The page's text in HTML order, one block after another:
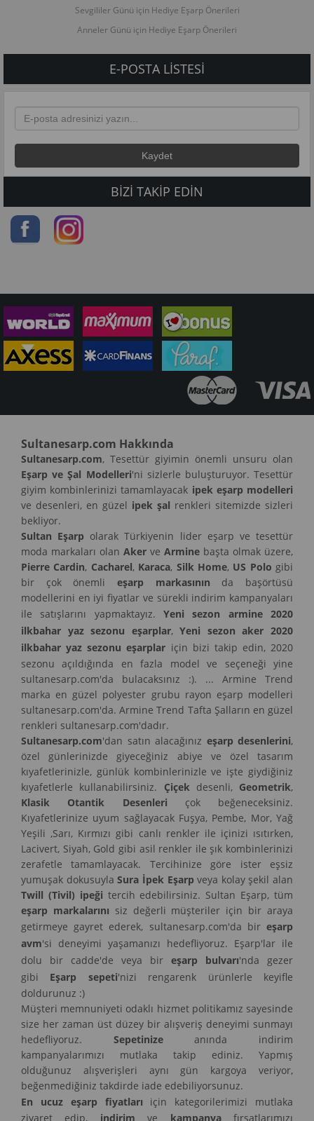
Sevgililer Günü için Hediye Eşarp Önerileri
Anneler Günü için Hediye Eşarp Önerileri
E-POSTA LISTESI
BIZI TAKIP EDIN
Sultanesarp.com Hakkında
Sultanesarp.com, Tesettür giyimin önemli unsuru olan
Eşarp ve Şal Modelleri'ni sizlerle buluşturuyor. Tesettür
giyim kombinlerinizi tamamlayacak ipek eşarp modelleri
ve desenleri, en güzel ipek şal renkleri sitemizde sizleri
bekliyor.
Sultan Eşarp olarak Türkiyenin lider eşarp ve tesettür
moda markaları olan Aker ve Armine başta olmak üzere,
Pierre Cardin, Cacharel, Karaca, Silk Home, US Polo gibi
bir çok önemli eşarp markasının da başörtüsü
modellerini en iyi fiyatlar ve sürekli indirim kampanyaları
ile satışlarını yapmaktayız. Yeni sezon armine 2020
ilkbahar yaz sezonu eşarplar,Yeni sezon aker 2020
ilkbahar yaz sezonu eşarplar için bizi takip edin, 2020
sezonu açıldığında en fazla model ve seçeneği yine
sultanesarp.com'da bulacaksınız :). ... Armine Trend
marka en güzel polyester grubu rayon eşarp modelleri
sultanesarp.com'da. Armine Trend Tafta Şalların en güzel
renkleri sultanesarp.com'dadır.
Sultanesarp.com'dan satın alacağınız eşarp desenlerini,
özel günlerinizde giyeceğiniz abiye ve özel tasarım
kıyafetlerinizle, günlük kombinlerinizle ve işte giydiğiniz
kıyafetlerle kullanabilirsiniz. Çiçekdesenli, Geometrik,
Klasik Otantik Desenleri çok beğeneceksiniz.
Kıyafetlerinize uyum sağlayacak Fuşya, Pembe, Mor, Yağ
Yeşili ,Sarı, Kırmızı gibi canlı renkler ile içinizi ısıtırken,
Lacivert, Siyah, Gold gibi asil renkler ile şık kombinlerinizi
zerafetle tamamlayacak. Tercihinize göre ister eşsiz
yumuşak dokusuylaSura İpek Eşarpveya kolay şekil alan
Twill (Tivil) ipeği tercih edebilirsiniz. Sultan Eşarp, tüm
eşarp markalarını siz değerli müşteriler için bir araya
getirmeye gayret ederek, sultanesarp.com'da bir eşarp
avm'si deneyimi yaşamanızı hedefliyoruz. Eşarp'lar ile
dolu bir cadde'de veya bir eşarp bulvarı'nda gezer
gibi Eşarp sepeti'nizi rengarenk ürünlerle keyifle
doldurunuz :)
Müşteri memnuniyeti odaklı hizmet politikamız sayesinde
size her zaman üst düzey bir alışveriş deneyimi sunmayı
hedefliyoruz. Sepetinizeanında indirim
kampanyalarımızı mutlaka takip ediniz. Yapmış
olduğunuz alışverişleri aynı gün kargoya veriyor,
beğenmediğiniz takdirde iade edebiliyorsunuz.
En ucuz eşarp fiyatları
için kategorilerimizi mutlaka
ziyaret edip, indirim ve kampanyafırsatlarımızı